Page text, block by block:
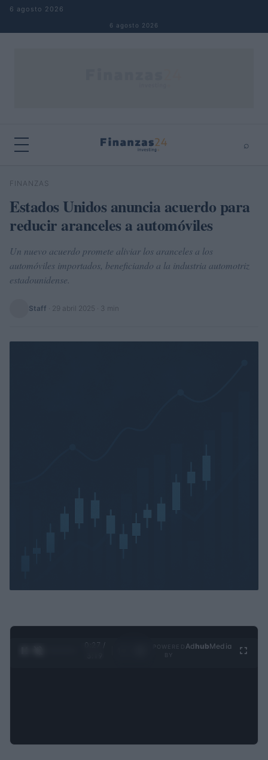
Saltar al contenido
6 agosto 2026
6 agosto 2026
⌕
Buscar
FINANZAS
Estados Unidos anuncia acuerdo para
reducir aranceles a automóviles
Un nuevo acuerdo promete aliviar los aranceles a los
automóviles importados, beneficiando a la industria automotriz
estadounidense.
Staff 29 abril 2025 · 3 min
0:28 /
Ad hubMedia